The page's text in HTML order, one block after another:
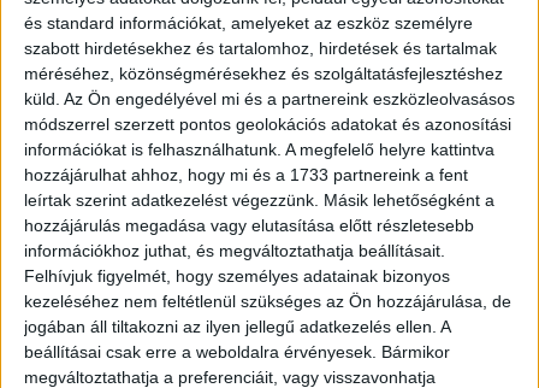
és standard információkat, amelyeket az eszköz személyre
szabott hirdetésekhez és tartalomhoz, hirdetések és tartalmak
méréséhez, közönségmérésekhez és szolgáltatásfejlesztéshez
küld. Az Ön engedélyével mi és a partnereink eszközleolvasásos
módszerrel szerzett pontos geolokációs adatokat és azonosítási
információkat is felhasználhatunk. A megfelelő helyre kattintva
hozzájárulhat ahhoz, hogy mi és a 1733 partnereink a fent
leírtak szerint adatkezelést végezzünk. Másik lehetőségként a
hozzájárulás megadása vagy elutasítása előtt részletesebb
információkhoz juthat, és megváltoztathatja beállításait.
Felhívjuk figyelmét, hogy személyes adatainak bizonyos
kezeléséhez nem feltétlenül szükséges az Ön hozzájárulása, de
jogában áll tiltakozni az ilyen jellegű adatkezelés ellen. A
beállításai csak erre a weboldalra érvényesek. Bármikor
megváltoztathatja a preferenciáit, vagy visszavonhatja
csökkenését bizonyos országokban. De Spanyolország
példája lehetőséget teremt arra, hogy készülőben lévő
produkciók finanszírozókat találjanak” - mondta a
filmvásár igazgatója, aki a jövő évi díszvendégről csak
annyit árult el, hogy az ismét egy európai ország lesz.
OLVASTA MÁR?